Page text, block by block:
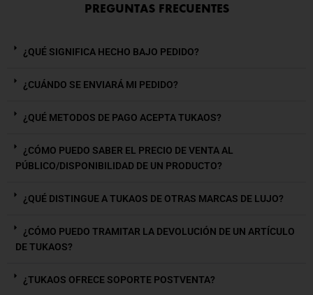
PREGUNTAS FRECUENTES
¿QUÉ SIGNIFICA HECHO BAJO PEDIDO?
¿CUÁNDO SE ENVIARÁ MI PEDIDO?
¿QUÉ METODOS DE PAGO ACEPTA TUKAOS?
¿CÓMO PUEDO SABER EL PRECIO DE VENTA AL
PÚBLICO/DISPONIBILIDAD DE UN PRODUCTO?
¿QUÉ DISTINGUE A TUKAOS DE OTRAS MARCAS DE LUJO?
¿CÓMO PUEDO TRAMITAR LA DEVOLUCIÓN DE UN ARTÍCULO
DE TUKAOS?
¿TUKAOS OFRECE SOPORTE POSTVENTA?